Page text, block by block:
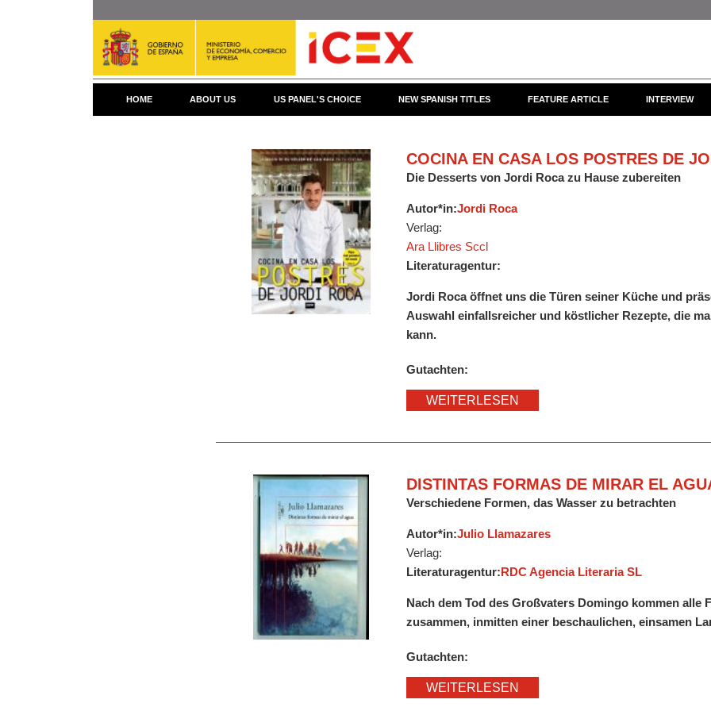
HOME ABOUT US US PANEL'S CHOICE NEW SPANISH TITLES FEATURE ARTICLE INTERVIEW
COCINA EN CASA LOS POSTRES DE
Die Desserts von Jordi Roca zu Hause zubereiten
Autor*in:Jordi Roca
Verlag:
Ara Llibres Sccl
Literaturagentur:
Jordi Roca öffnet uns die Türen seiner Küche und
Auswahl einfallsreicher und köstlicher Rezepte, die
kann.
Gutachten:
WEITERLESEN
DISTINTAS FORMAS DE MIRAR EL
Verschiedene Formen, das Wasser zu betrachten
Autor*in:Julio Llamazares
Verlag:
Literaturagentur:RDC Agencia Literaria SL
Nach dem Tod des Großvaters Domingo kommen alle
zusammen, inmitten einer beschaulichen, einsamen
Gutachten:
WEITERLESEN